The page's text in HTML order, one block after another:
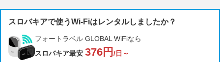
スロバキアで使うWi-Fiはレンタルしましたか？
フォートラベル GLOBAL WiFiなら
スロバキア最安 376円 /日～